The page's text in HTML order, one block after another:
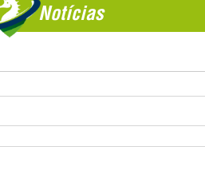
Notícias